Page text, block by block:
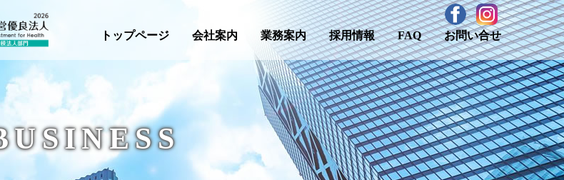
トップページ 会社案内
プロモーション 技能実習生
業務案内
プロパティマネジメント業務
採用情報 FAQ お問い合せ